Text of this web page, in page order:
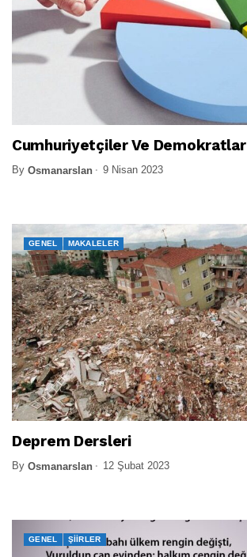
Cumhuriyetçiler Ve Demokratlar
By Osmanarslan 9 Nisan 2023
GENEL MAKALELER
Deprem Dersleri
By Osmanarslan 12 Şubat 2023
GENEL ŞIIRLER